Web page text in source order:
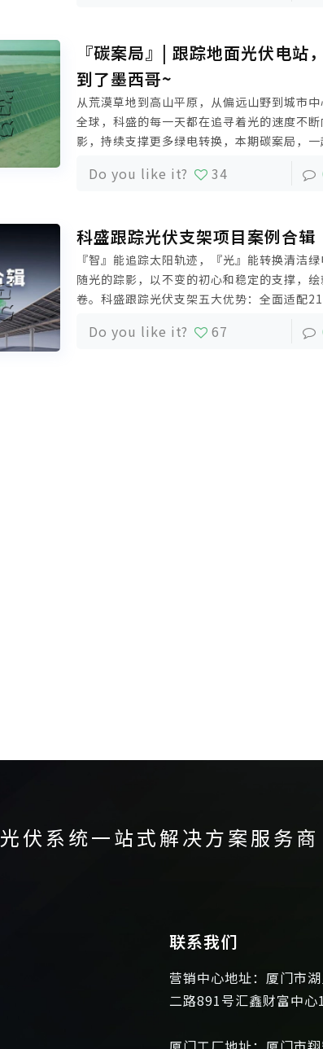
『碳案局』| 跟踪地面光伏电站
到了墨西哥~
从荒漠草地到高山平原，从偏远山野到城市
全球，科盛的每一天都在追寻着光的速度不
影，持续支撑更多绿电转换，本期碳案局，
光伏支架系统，如何让墨西哥焕发新“绿”，
样的魅力。
Do you like it? 34
科盛跟踪光伏支架项目案例合辑
『智』能追踪太阳轨迹，『光』能转换清洁
随光的踪影，以不变的初心和稳定的支撑，
卷。科盛跟踪光伏支架五大优势：全面适配
土地适应性，采用AI算法、优化跟踪模式，运
捷、轻松维护。
Do you like it? 67
光伏系统一站式解决方案服务商
联系我们
营销中心地址：厦门市
二路891号汇鑫财富中